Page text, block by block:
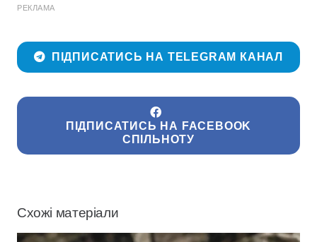
РЕКЛАМА
ПІДПИСАТИСЬ НА TELEGRAM КАНАЛ
ПІДПИСАТИСЬ НА FACEBOOK
СПІЛЬНОТУ
Схожі матеріали